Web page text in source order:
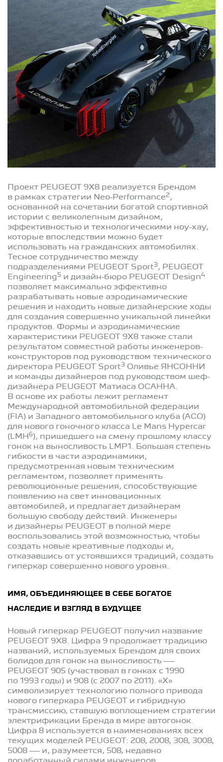
Проект PEUGEOT 9X8 реализуется Брендом
в рамках стратегии Neo-Performance 2 ,
основанной на сочетании богатой спортивной
истории с великолепным дизайном,
эффективностью и технологическими ноу-хау,
которые впоследствии можно будет
использовать на гражданских автомобилях.
Тесное сотрудничество между
подразделениями PEUGEOT Sport3 , PEUGEOT
Engineering5 и дизайн-бюро PEUGEOT Design4
позволяет максимально эффективно
разрабатывать новые аэродинамические
решения и находить новые дизайнерские ходы
для создания совершенно уникальной линейки
продуктов. Формы и аэродинамические
характеристики PEUGEOT 9X8 также стали
результатом совместной работы инженеров-
конструкторов под руководством технического
директора PEUGEOT Sport3 Оливье ЯНСОННИ
и команды дизайнеров под руководством шеф-
дизайнера PEUGEOT Матиаса ОСАННА.
В основе их работы лежит регламент
Международной автомобильной федерации
(FIA) и Западного автомобильного клуба (ACO)
для нового гоночного класса Le Mans Hypercar
(LMH 6 ), пришедшего на смену прошлому классу
гонок на выносливость LMP1. Большая степень
гибкости в части аэродинамики,
предусмотренная новым техническим
регламентом, позволяет применять
революционные решения, способствующие
появлению на свет инновационных
автомобилей, и предлагает дизайнерам
большую свободу действий. Инженеры
и дизайнеры PEUGEOT в полной мере
воспользовались этой возможностью, чтобы
создать новые креативные подходы и,
отказавшись от устоявшихся традиций, создать
гиперкар совершенно нового уровня.
ИМЯ, ОБЪЕДИНЯЮЩЕЕ В СЕБЕ БОГАТОЕ
НАСЛЕДИЕ И ВЗГЛЯД В БУДУЩЕЕ
Новый гиперкар PEUGEOT получил название
PEUGEOT 9X8. Цифра 9 продолжает традицию
названий, используемых Брендом для своих
болидов для гонок на выносливость —
PEUGEOT 905 (участвовал в гонках с 1990
по 1993 годы) и 908 (с 2007 по 2011). «X»
символизирует технологию полного привода
нового гиперкара PEUGEOT и гибридную
трансмиссию, ставшую воплощением стратегии
электрификации Бренда в мире автогонок.
Цифра 8 используется в наименованиях всех
текущих моделей PEUGEOT: 208, 2008, 308, 3008,
5008 — и, разумеется, 508, недавно